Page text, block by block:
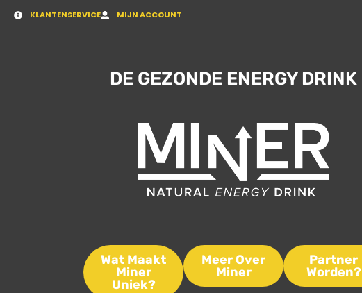
KLANTENSERVICE MIJN ACCOUNT
DE GEZONDE ENERGY DRINK
Wat Maakt
Miner
Uniek?
Meer Over
Miner
Partner
Worden?